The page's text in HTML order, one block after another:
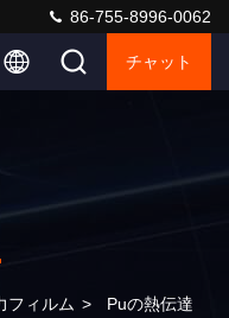
86-755-8996-0062
チャット
フィルム > Puの熱伝達